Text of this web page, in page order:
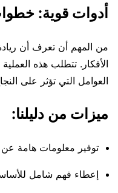
أدوات قوية:
من المهم أن تعرف أن
الأفكار. تتطلب هذه
العوامل التي تؤثر على
ميزات من دليلنا:
توفير معلومات هامة
إعطاء فهم شامل